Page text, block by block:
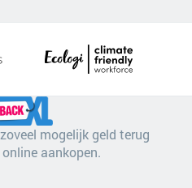
mogelijk geld terug
aankopen.